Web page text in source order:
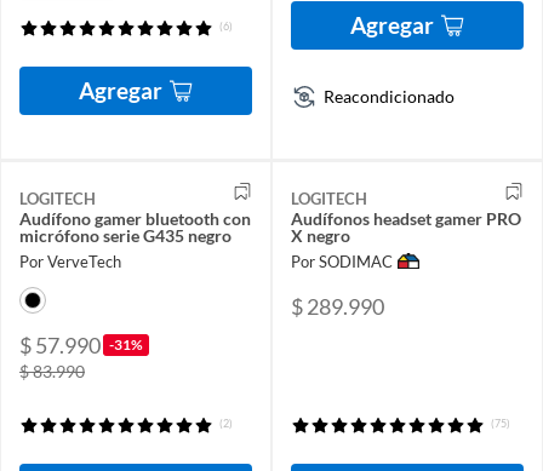
(6)
Agregar
Agregar
Reacondicionado
LOGITECH
Audífono gamer bluetooth con
micrófono serie G435 negro
Por VerveTech
$ 57.990 -31%
$ 83.990
(2)
LOGITECH
Audífonos headset gamer PRO
X negro
Por SODIMAC
$ 289.990
(75)